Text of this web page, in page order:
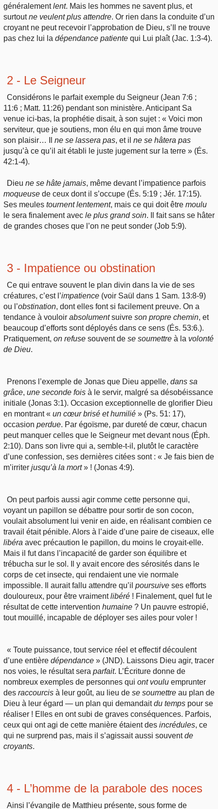
généralementlent. Mais les hommes ne savent plus, et
surtoutne veulent plus attendre. Or rien dans la conduite d’un
croyant ne peut recevoir l’approbation de Dieu, s’Il ne trouve
pas chez lui la dépendance patiente qui Lui plaît (Jac. 1:3-4).
2 - Le Seigneur
Considérons le parfait exemple du Seigneur (Jean 7:6 ;
11:6 ; Matt. 11:26) pendant son ministère. Anticipant Sa
venue ici-bas, la prophétie disait, à son sujet : « Voici mon
serviteur, que je soutiens, mon élu en qui mon âme trouve
son plaisir… Il ne se lassera pas, et il ne se hâtera pas
jusqu’à ce qu’il ait établi le juste jugement sur la terre » (És.
42:1-4).
Dieune se hâte jamais, même devant l’impatience parfois
moqueuse de ceux dont il s’occupe (És. 5:19 ; Jér. 17:15).
Ses meules tournentlentement, mais ce qui doit être moulu
le sera finalement avec le plus grand soin. Il fait sans se hâter
de grandes choses que l’on ne peut sonder (Job 5:9).
3 - Impatience ou obstination
Ce qui entrave souvent le plan divin dans la vie de ses
créatures, c’est l’impatience (voir Saül dans 1 Sam. 13:8-9)
ou l’obstination, dont elles font si facilement preuve. On a
tendance à vouloir absolumentsuivre son propre chemin, et
beaucoup d’efforts sont déployés dans ce sens (És. 53:6.).
Pratiquement, on refuse souvent de se soumettre à la volonté
de Dieu.
Prenons l’exemple de Jonas que Dieu appelle,dans sa
grâce, une seconde fois à le servir, malgré sa désobéissance
initiale (Jonas 3:1). Occasion exceptionnelle de glorifier Dieu
en montrant « un cœur brisé et humilié » (Ps. 51: 17),
occasion perdue. Par égoïsme, par dureté de cœur, chacun
peut manquer celles que le Seigneur met devant nous (Éph.
2:10). Dans son livre qui a, semble-t-il, plutôt le caractère
d’une confession, ses dernières citées sont : « Je fais bien de
m’irriter jusqu’à la mort» ! (Jonas 4:9).
On peut parfois aussi agir comme cette personne qui,
voyant un papillon se débattre pour sortir de son cocon,
voulait absolument lui venir en aide, en réalisant combien ce
travail était pénible. Alors à l’aide d’une paire de ciseaux, elle
libéra avec précaution le papillon, du moins le croyait-elle.
Mais il fut dans l’incapacité de garder son équilibre et
trébucha sur le sol. Il y avait encore des sérosités dans le
corps de cet insecte, qui rendaient une vie normale
impossible. Il aurait fallu attendre qu’il poursuive ses efforts
douloureux, pour être vraimentlibéré ! Finalement, quel fut le
résultat de cette intervention humaine ? Un pauvre estropié,
tout mouillé, incapable de déployer ses ailes pour voler !
« Toute puissance, tout service réel et effectif découlent
d’une entière dépendance » (JND). Laissons Dieu agir, tracer
nos voies, le résultat sera parfait. L’Écriture donne de
nombreux exemples de personnes qui ontvoulu emprunter
des raccourcis à leur goût, au lieu de se soumettre au plan de
Dieu à leur égard — un plan qui demandaitdu temps pour se
réaliser ! Elles en ont subi de graves conséquences. Parfois,
ceux qui ont agi de cette manière étaient des incrédules, ce
qui ne surprend pas, mais il s’agissait aussi souventde
croyants.
4 - L’homme de la parabole des noces
Ainsi l’évangile de Matthieu présente, sous forme de